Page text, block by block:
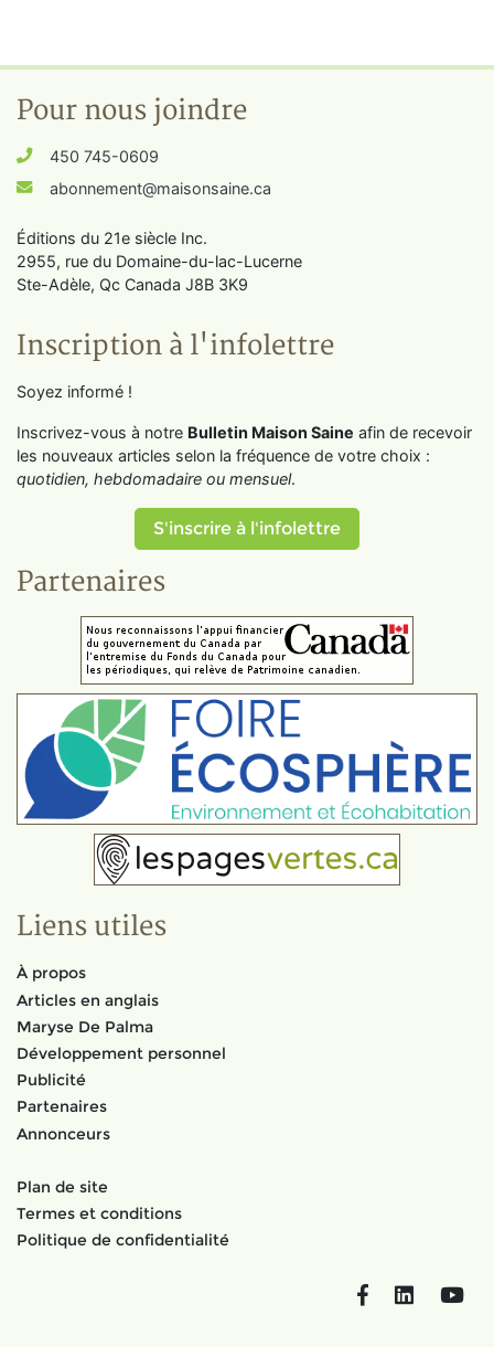
Pour nous joindre
450 745-0609
abonnement@maisonsaine.ca
Éditions du 21e siècle Inc.
2955, rue du Domaine-du-lac-Lucerne
Ste-Adèle, Qc Canada J8B 3K9
Inscription à l'infolettre
Soyez informé !
Inscrivez-vous à notre Bulletin Maison Saine afin de recevoir
les nouveaux articles selon la fréquence de votre choix :
quotidien, hebdomadaire ou mensuel.
S'inscrire à l'infolettre
Partenaires
Liens utiles
À propos
Articles en anglais
Maryse De Palma
Développement personnel
Publicité
Partenaires
Annonceurs
Plan de site
Termes et conditions
Politique de confidentialité
FacebookLinkedIn